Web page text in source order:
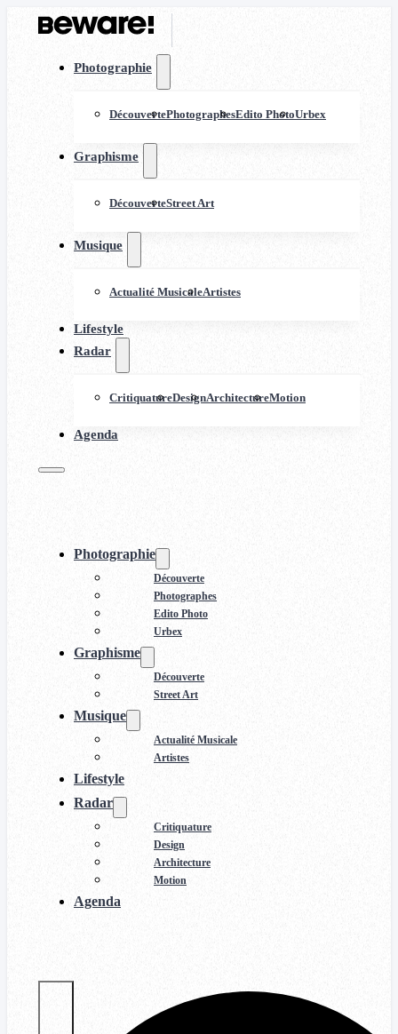
Photographie
DécouvertePhotographesEdito PhotoUrbex
Graphisme
DécouverteStreet Art
Musique
Actualité MusicaleArtistes
Lifestyle
Radar
CritiquatureDesignArchitectureMotion
Agenda
Photographie
Découverte
Photographes
Edito Photo
Urbex
Graphisme
Découverte
Street Art
Musique
Actualité Musicale
Artistes
Lifestyle
Radar
Critiquature
Design
Architecture
Motion
Agenda